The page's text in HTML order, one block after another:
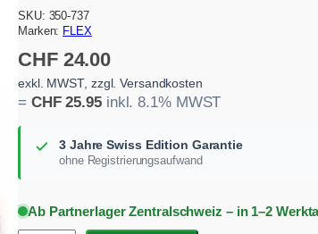
CHF24.00
exkl. MWST, zzgl. Versandkosten
= CHF25.95inkl. 8.1% MWST
3 Jahre Swiss Edition Garantie
ohne Registrierungsaufwand
Ab Partnerlager Zentralschweiz – in 1–2
SKU: 350-737
Marken: FLEX